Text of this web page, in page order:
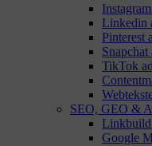
Linkedin
Pinterest
Snapchat
TikTok
SEO, GEO &
Google